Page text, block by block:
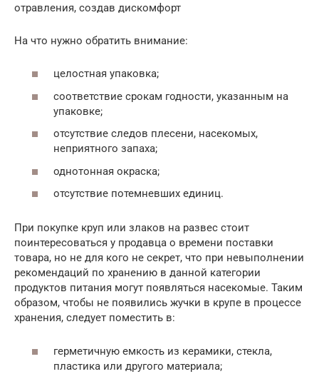
отравления, создав дискомфорт
На что нужно обратить внимание:
целостная упаковка;
соответствие срокам годности, указанным на
упаковке;
отсутствие следов плесени, насекомых,
неприятного запаха;
однотонная окраска;
отсутствие потемневших единиц.
При покупке круп или злаков на развес стоит
поинтересоваться у продавца о времени поставки
товара, но не для кого не секрет, что при невыполнении
рекомендаций по хранению в данной категории
продуктов питания могут появляться насекомые. Таким
образом, чтобы не появились жучки в крупе в процессе
хранения, следует поместить в:
герметичную емкость из керамики, стекла,
пластика или другого материала;